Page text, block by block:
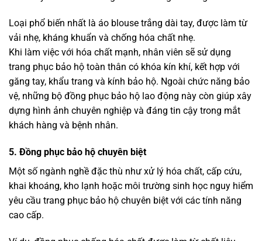
Loại phổ biến nhất là áo blouse trắng dài tay, được làm từ
vải nhẹ, kháng khuẩn và chống hóa chất nhẹ.
Khi làm việc với hóa chất mạnh, nhân viên sẽ sử dụng
trang phục bảo hộ toàn thân có khóa kín khí, kết hợp với
găng tay, khẩu trang và kính bảo hộ. Ngoài chức năng bảo
vệ, những bộ đồng phục bảo hộ lao động này còn giúp xây
dựng hình ảnh chuyên nghiệp và đáng tin cậy trong mắt
khách hàng và bệnh nhân.
5. Đồng phục bảo hộ chuyên biệt
Một số ngành nghề đặc thù như xử lý hóa chất, cấp cứu,
khai khoáng, kho lạnh hoặc môi trường sinh học nguy hiểm
yêu cầu trang phục bảo hộ chuyên biệt với các tính năng
cao cấp.